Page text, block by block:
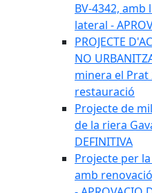
BV-4342,
lateral -
PROJECTE
NO
minera el
restauració
Projecte de
de la riera
DEFINITIVA
Projecte per
amb